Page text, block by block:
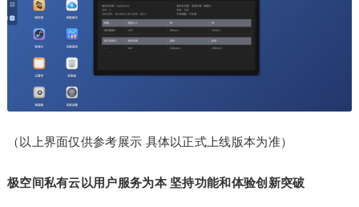
（以上界面仅供参考展示 具体以正式上线版本为准）
极空间私有云以用户服务为本 坚持功能和体验创新突破